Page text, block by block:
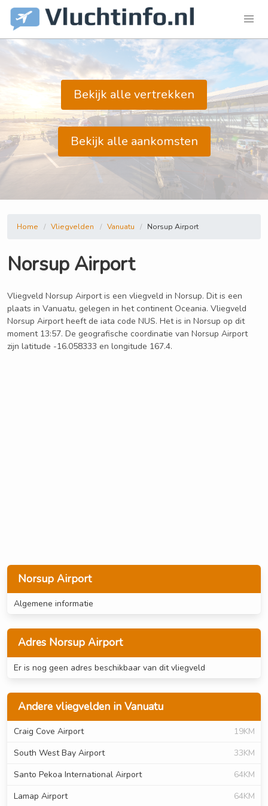
Bekijk alle vertrekken
Bekijk alle aankomsten
Norsup Airport
Algemene informatie
Adres Norsup Airport
Er is nog geen adres beschikbaar van dit vliegveld
Andere vliegvelden in Vanuatu
Craig Cove Airport
19KM
South West Bay Airport
33KM
Santo Pekoa International Airport
64KM
Lamap Airport
64KM
Home Vliegvelden Vanuatu Norsup Airport
Norsup Airport
Vliegveld Norsup Airport is een vliegveld in Norsup. Dit is een
plaats in Vanuatu, gelegen in het continent Oceania. Vliegveld
Norsup Airport heeft de iata code NUS. Het is in Norsup op dit
moment 13:57. De geografische coordinatie van Norsup Airport
zijn latitude -16.058333 en longitude 167.4.